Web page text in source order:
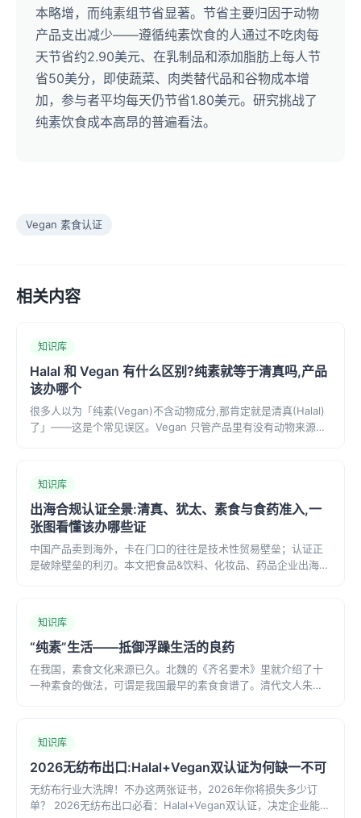
本略增，而纯素组节省显著。节省主要归因于动物
产品支出减少——遵循纯素饮食的人通过不吃肉每
天节省约2.90美元、在乳制品和添加脂肪上每人节
省50美分，即使蔬菜、肉类替代品和谷物成本增
加，参与者平均每天仍节省1.80美元。研究挑战了
纯素饮食成本高昂的普遍看法。
Vegan 素食认证
相关内容
知识库
Halal 和 Vegan 有什么区别?纯素就等于清真吗,产品
该办哪个
很多人以为「纯素(Vegan)不含动物成分,那肯定就是清真(Halal)
了」——这是个常见误区。Vegan 只管产品里有没有动物来源成
办。
知识库
出海合规认证全景:清真、犹太、素食与食药准入,一
张图看懂该办哪些证
中国产品卖到海外，卡在门口的往往是技术性贸易壁垒；认证正
是破除壁垒的利刃。本文把食品&饮料、化妆品、药品企业出海最
知识库
“纯素”生活——抵御浮躁生活的良药
在我国，素食文化来源已久。北魏的《齐名要术》里就介绍了十
一种素食的做法，可谓是我国最早的素食食谱了。清代文人朱锡
知识库
2026无纺布出口:Halal+Vegan双认证为何缺一不可
无纺布行业大洗牌！不办这两张证书，2026年你将损失多少订
单？ 2026无纺布出口必看：Halal+Vegan双认证，决定企业能否